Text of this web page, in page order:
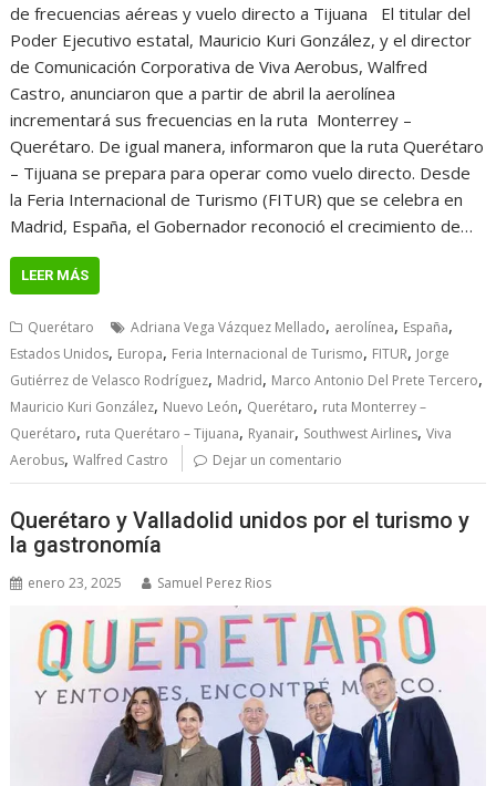
de frecuencias aéreas y vuelo directo a Tijuana El titular del
Poder Ejecutivo estatal, Mauricio Kuri González, y el director
de Comunicación Corporativa de Viva Aerobus, Walfred
Castro, anunciaron que a partir de abril la aerolínea
incrementará sus frecuencias en la ruta Monterrey –
Querétaro. De igual manera, informaron que la ruta Querétaro
– Tijuana se prepara para operar como vuelo directo. Desde
la Feria Internacional de Turismo (FITUR) que se celebra en
Madrid, España, el Gobernador reconoció el crecimiento de…
LEER MÁS
Querétaro Adriana Vega Vázquez Mellado, aerolínea, España,
Estados Unidos, Europa, Feria Internacional de Turismo, FITUR, Jorge
Gutiérrez de Velasco Rodríguez, Madrid, Marco Antonio Del Prete Tercero,
Mauricio Kuri González, Nuevo León, Querétaro, ruta Monterrey –
Querétaro, ruta Querétaro – Tijuana, Ryanair, Southwest Airlines,Viva
Aerobus,Walfred Castro Dejar un comentario
Querétaro y Valladolid unidos por el turismo y
la gastronomía
enero 23, 2025 Samuel Perez Rios